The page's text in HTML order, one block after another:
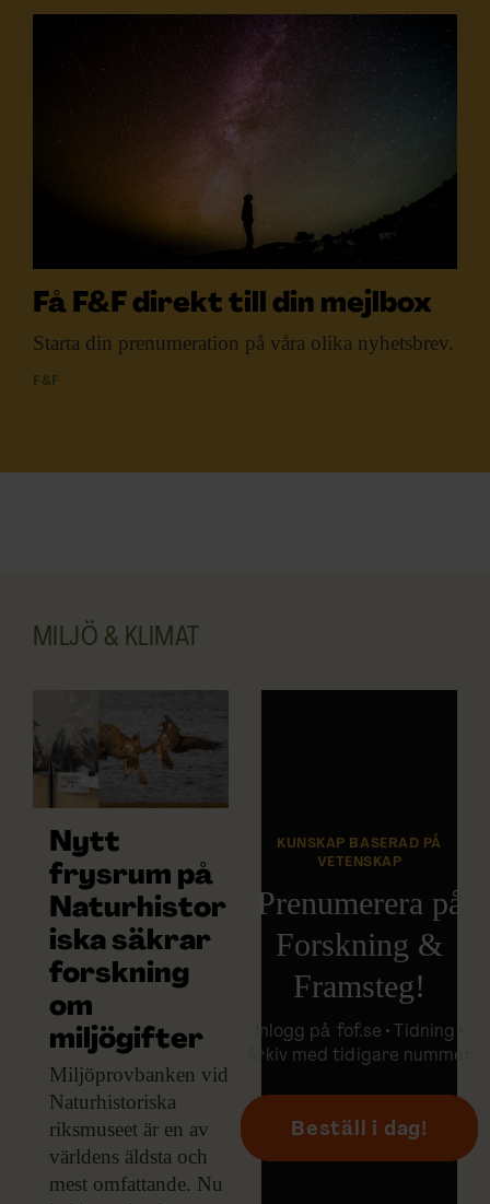
Få F&F direkt till din mejlbox
Starta din prenumeration på våra olika nyhetsbrev.
F&F
MILJÖ & KLIMAT
Nytt
frysrum på
Naturhistor
iska säkrar
forskning
om
miljögifter
Miljöprovbanken vid
Naturhistoriska
riksmuseet är en av
världens äldsta och
mest omfattande. Nu
KUNSKAP BASERAD PÅ
VETENSKAP
Prenumerera på
Forskning &
Framsteg!
Inlogg på fof.se • Tidning •
Arkiv med tidigare nummer
Beställ i dag!